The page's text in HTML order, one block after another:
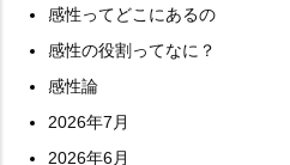
感性ってどこにあるの
感性の役割ってなに？
感性論
2026年7月
2026年6月